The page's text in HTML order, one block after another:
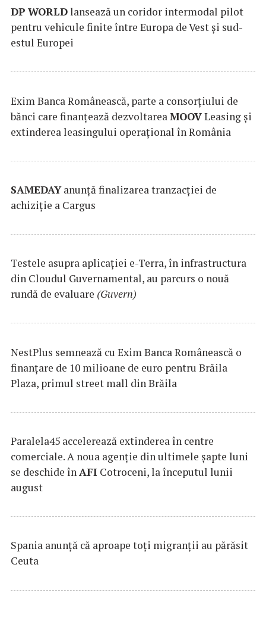
DP WORLDlansează un coridor intermodal pilot
pentru vehicule finite între Europa de Vest și sud-
estul Europei
Exim Banca Românească, parte a consorțiului de
bănci care finanțează dezvoltarea MOOVLeasing și
extinderea leasingului operațional în România
SAMEDAYanunță finalizarea tranzacției de
achiziție a Cargus
Testele asupra aplicaţiei e-Terra, în infrastructura
din Cloudul Guvernamental, au parcurs o nouă
rundă de evaluare (Guvern)
NestPlus semnează cu Exim Banca Românească o
finanțare de 10 milioane de euro pentru Brăila
Plaza, primul street mall din Brăila
Paralela45 accelerează extinderea în centre
comerciale. A noua agenție din ultimele șapte luni
se deschide înAFI Cotroceni, la începutul lunii
august
Spania anunţă că aproape toţi migranţii au părăsit
Ceuta